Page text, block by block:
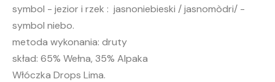
symbol - jezior i rzek : jasnoniebieski / jasnomòdri/ -
symbol niebo.
metoda wykonania: druty
skład: 65% Wełna, 35% Alpaka
Włóczka Drops Lima.